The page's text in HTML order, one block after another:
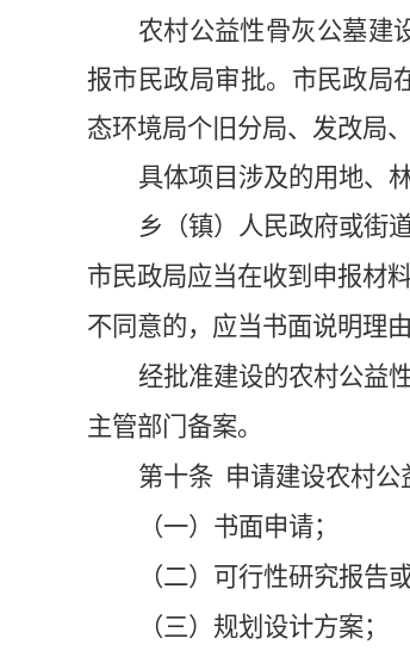
农村公益性骨灰公墓建
报市 民政局审批。 市民政局
态环境局个旧分局、发改局
具体项目涉及的用地、
乡（镇）人民政府或街
市民政局应当在收到申报材
不同意的，应当书面说明理由
经批准建设的农村公益
主管部门备案。
第十条 申请建设农村公
（一）书面申请；
（二）可行性研究报告
（三）规划设计方案；